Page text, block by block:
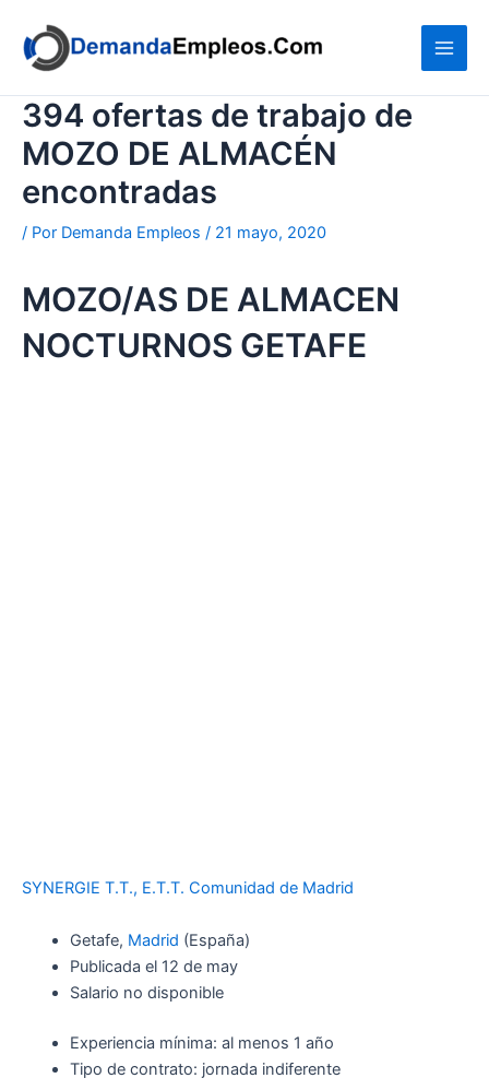
contenido
394 ofertas de trabajo de
MOZO DE ALMACÉN
encontradas
/ Por Demanda Empleos / 21 mayo, 2020
MOZO/AS DE ALMACEN
NOCTURNOS GETAFE
SYNERGIE T.T., E.T.T. Comunidad de Madrid
Getafe, Madrid (España)
Publicada el 12 de may
Salario no disponible
Experiencia mínima: al menos 1 año
Tipo de contrato: jornada indiferente